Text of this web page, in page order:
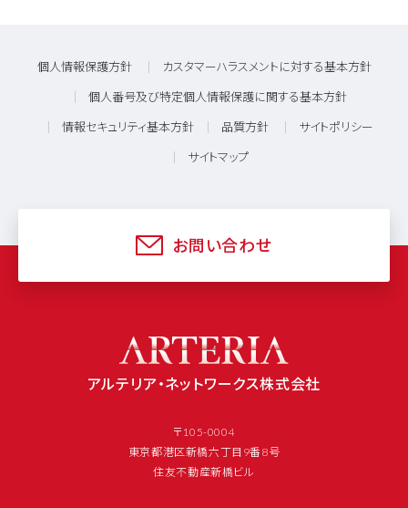
個人情報保護方針 カスタマーハラスメントに対する基本方針
個人番号及び特定個人情報保護に関する基本方針
情報セキュリティ基本方針 品質方針 サイトポリシー
サイトマップ
お問い合わせ
アルテリア・ネットワークス株式会社
〒105-0004
東京都港区新橋六丁目9番8号
住友不動産新橋ビル